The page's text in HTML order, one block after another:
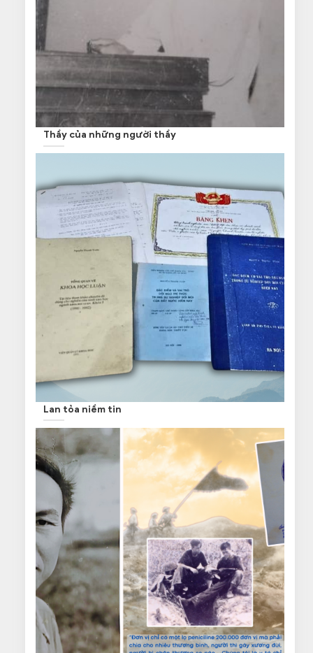
Thầy của những người thầy
Lan tỏa niềm tin